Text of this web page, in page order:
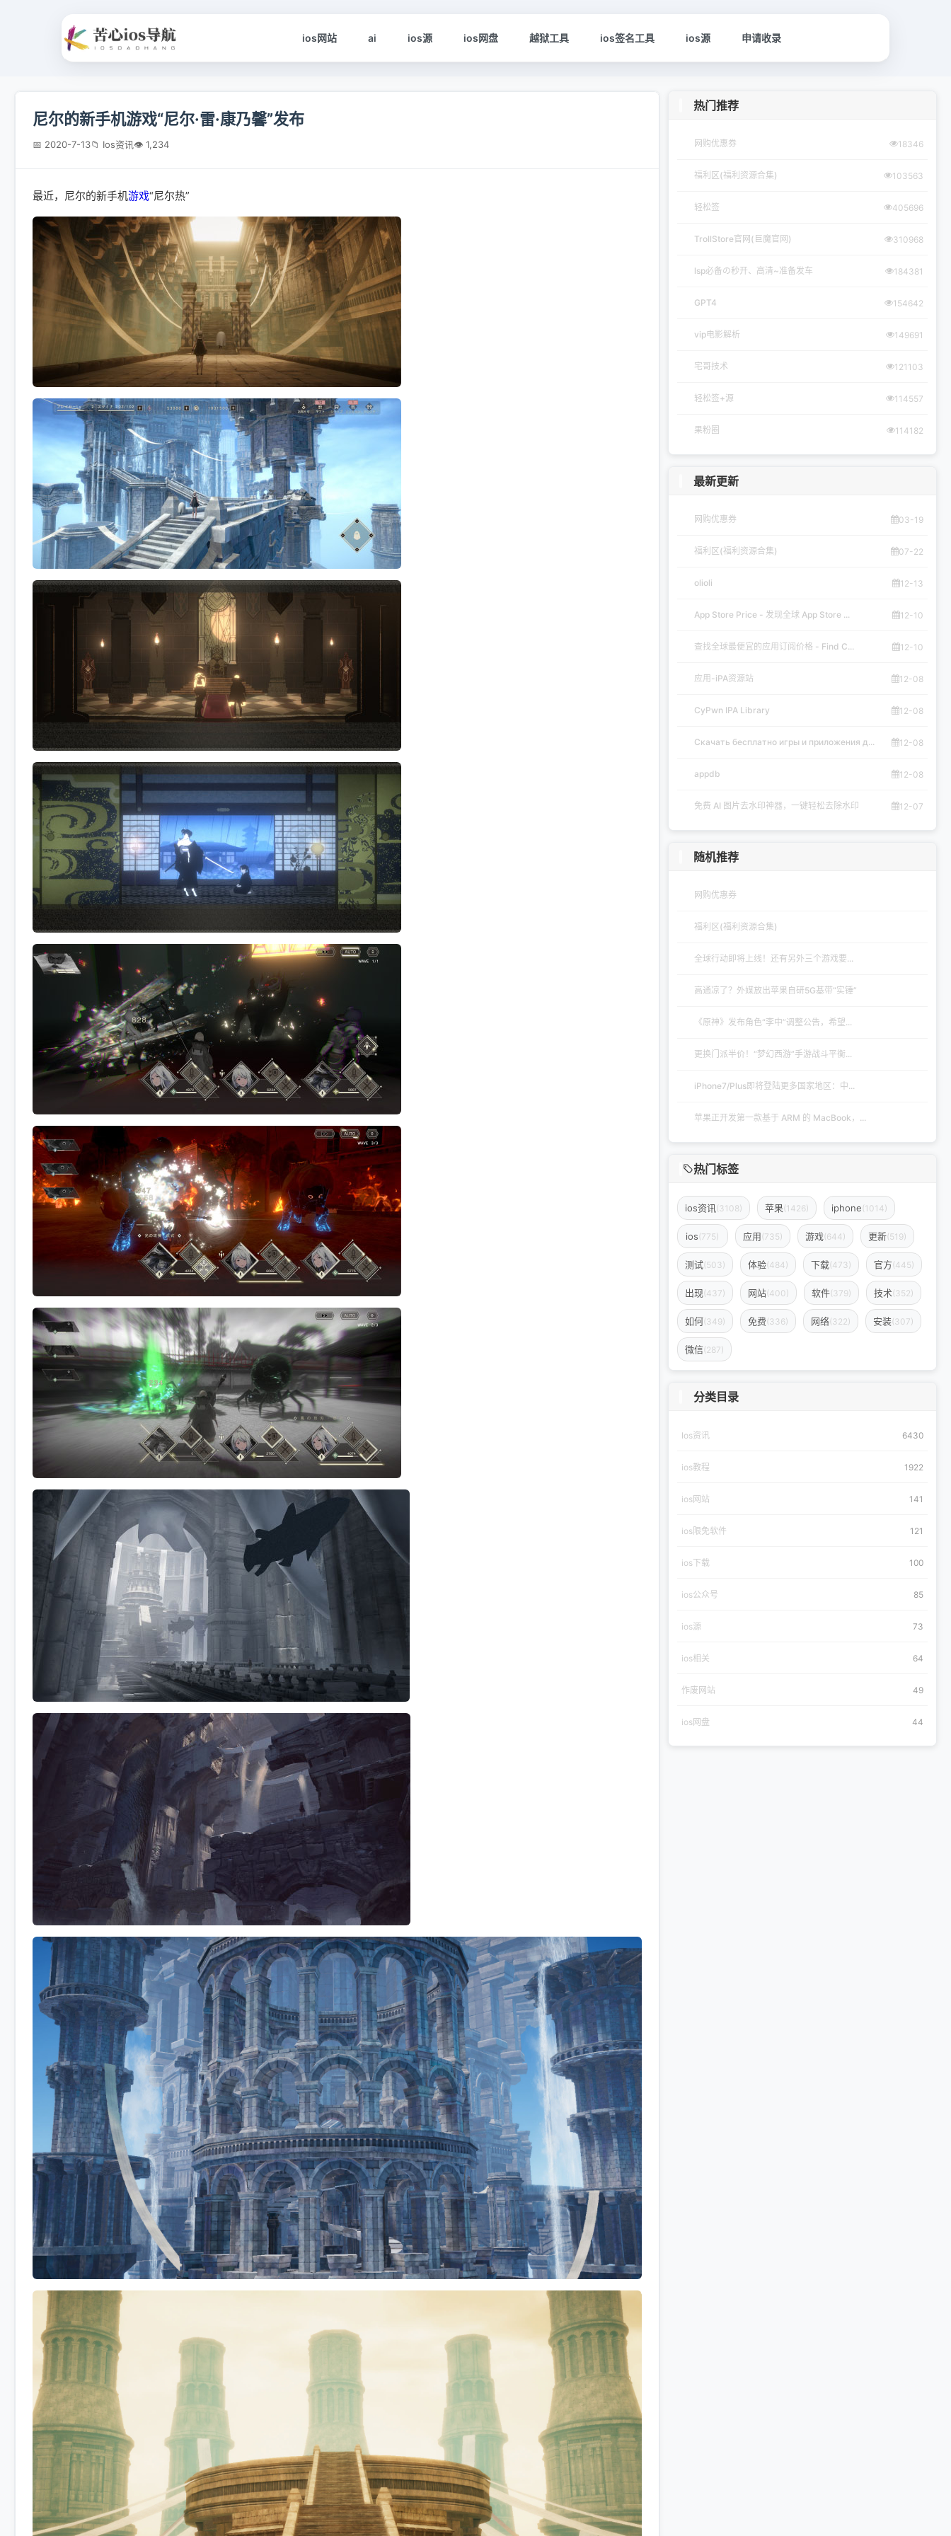
ios网站 ai ios源 ios网盘 越狱工具 ios签名工具 ios源 申请收录
尼尔的新手机游戏“尼尔·雷·康乃馨”发布
📅 2020-7-13📁 Ios资讯👁 1,234
最近，尼尔的新手机游戏“尼尔热”
热门推荐
网购优惠券 18346
福利区(福利资源合集) 103563
轻松签 405696
TrollStore官网(巨魔官网) 310968
lsp必备の秒开、高清~准备发车 184381
GPT4 154642
vip电影解析 149691
宅哥技术 121103
轻松签+源 114557
果粉圈 114182
最新更新
网购优惠券 03-19
福利区(福利资源合集) 07-22
olioli 12-13
App Store Price - 发现全球 App Store ... 12-10
查找全球最便宜的应用订阅价格 - Find C... 12-10
应用-iPA资源站 12-08
CyPwn IPA Library 12-08
Скачать бесплатно игры и приложения д... 12-08
appdb 12-08
免费 AI 图片去水印神器，一键轻松去除水印 12-07
随机推荐
网购优惠券
福利区(福利资源合集)
全球行动即将上线！还有另外三个游戏要...
高通凉了？外媒放出苹果自研5G基带“实锤”
《原神》发布角色“李中”调整公告，希望...
更换门派半价！“梦幻西游”手游战斗平衡...
iPhone7/Plus即将登陆更多国家地区：中...
苹果正开发第一款基于 ARM 的 MacBook，...
热门标签
ios资讯 (3108) 苹果(1426) iphone(1014)
ios(775) 应用(735) 游戏(644) 更新(519)
测试(503) 体验(484) 下载(473) 官方(445)
出现(437) 网站(400) 软件(379) 技术(352)
如何(349) 免费(336) 网络(322) 安装(307)
微信(287)
分类目录
Ios资讯 6430
ios教程 1922
ios网站 141
ios限免软件 121
ios下载 100
ios公众号 85
ios源 73
ios相关 64
作废网站 49
ios网盘 44